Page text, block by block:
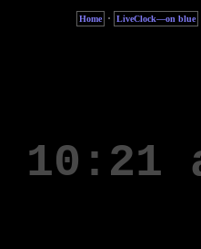
Home · LiveClock—on blue